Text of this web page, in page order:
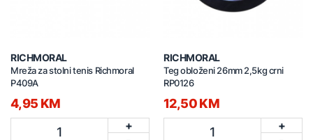
RICHMORAL
Mreža za stolni tenis Richmoral
P409A
4,95 KM
1
+
RICHMORAL
Teg obloženi 26mm 2,5kg crni
RP0126
12,50 KM
1
+